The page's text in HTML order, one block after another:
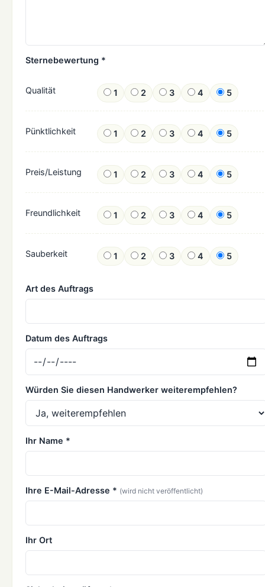
Sternebewertung *
Qualität 1 2 3 4 5
Pünktlichkeit 1 2 3 4 5
Preis/Leistung 1 2 3 4 5
Freundlichkeit 1 2 3 4 5
Sauberkeit 1 2 3 4 5
Art des Auftrags
Datum des Auftrags
Würden Sie diesen Handwerker weiterempfehlen?
Ihr Name *
Ihre E-Mail-Adresse * (wird nicht veröffentlicht)
Ihr Ort